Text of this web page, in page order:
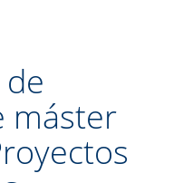
máster